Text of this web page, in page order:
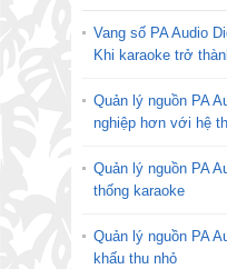
Vang số PA Audio
Khi karaoke trở
Quản lý nguồn PA
nghiệp hơn với hệ
Quản lý nguồn PA
thống karaoke
Quản lý nguồn PA
khấu thu nhỏ